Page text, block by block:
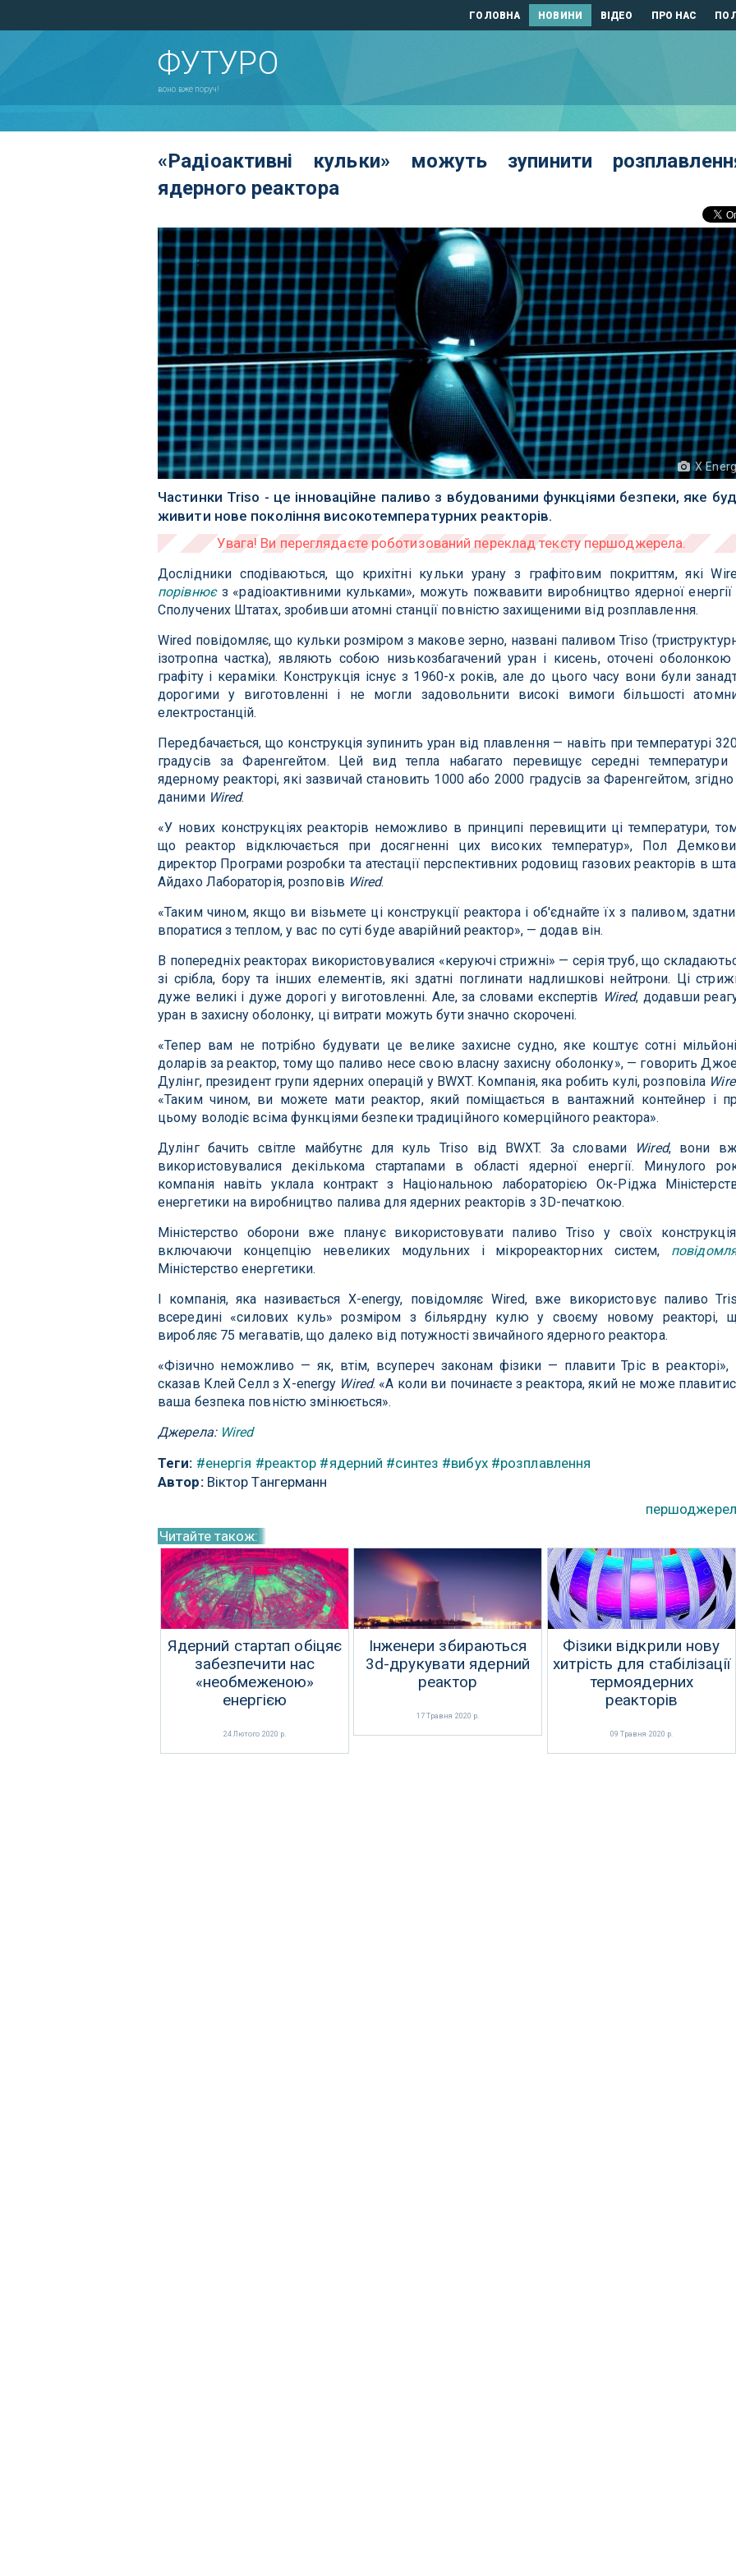
ГОЛОВНА НОВИНИ ВІДЕО ПРО НАС
ФУТУРО
воно вже поруч!
«Радіоактивні кульки» можуть зупинити
ядерного реактора
X
Частинки Triso - це інноваційне паливо з вбудованими функціями безпеки, яке
живити нове покоління високотемпературних реакторів.
Дослідники сподіваються, що крихітні кульки урану з графітовим покриттям, які
порівнюєз «радіоактивними кульками», можуть пожвавити виробництво ядерної
Сполучених Штатах, зробивши атомні станції повністю захищеними від розплавлення.
Wired повідомляє, що кульки розміром з макове зерно, названі паливом Triso
ізотропна частка), являють собою низькозбагачений уран і кисень, оточені
графіту і кераміки. Конструкція існує з 1960-х років, але до цього часу вони були
дорогими у виготовленні і не могли задовольнити високі вимоги більшості
електростанцій.
Передбачається, що конструкція зупинить уран від плавлення — навіть при температурі
градусів за Фаренгейтом. Цей вид тепла набагато перевищує середні температури
ядерному реакторі, які зазвичай становить 1000 або 2000 градусів за Фаренгейтом,
даними Wired.
«У нових конструкціях реакторів неможливо в принципі перевищити ці температури,
що реактор відключається при досягненні цих високих температур», Пол
директор Програми розробки та атестації перспективних родовищ газових реакторів в
Айдахо Лабораторія, розповів Wired.
«Таким чином, якщо ви візьмете ці конструкції реактора і об'єднайте їх з паливом,
впоратися з теплом, у вас по суті буде аварійний реактор», — додав він.
В попередніх реакторах використовувалися «керуючі стрижні» — серія труб, що
зі срібла, бору та інших елементів, які здатні поглинати надлишкові нейтрони. Ці
дуже великі і дуже дорогі у виготовленні. Але, за словами експертів Wired, додавши
уран в захисну оболонку, ці витрати можуть бути значно скорочені.
«Тепер вам не потрібно будувати це велике захисне судно, яке коштує сотні
доларів за реактор, тому що паливо несе свою власну захисну оболонку», — говорить
Дулінг, президент групи ядерних операцій у BWXT. Компанія, яка робить кулі, розповіла
«Таким чином, ви можете мати реактор, який поміщається в вантажний контейнер і
цьому володіє всіма функціями безпеки традиційного комерційного реактора».
Дулінг бачить світле майбутнє для куль Triso від BWXT. За словами
Wired, вони
використовувалися декількома стартапами в області ядерної енергії. Минулого
компанія навіть уклала контракт з Національною лабораторією Ок-Ріджа
енергетики на виробництво палива для ядерних реакторів з 3D-печаткою.
Міністерство оборони вже планує використовувати паливо Triso у своїх
включаючи концепцію невеликих модульних і мікрореакторних систем,
Міністерство енергетики.
І компанія, яка називається X-energy, повідомляє Wired, вже використовує паливо
всередині «силових куль» розміром з більярдну кулю у своєму новому реакторі,
виробляє 75 мегаватів, що далеко від потужності звичайного ядерного реактора.
«Фізично неможливо — як, втім, всупереч законам фізики — плавити Тріс в
сказав Клей Селл з X-energy Wired. «А коли ви починаєте з реактора, який не може
ваша безпека повністю змінюється».
Джерела: Wired
Теги: #енергія #реактор #ядерний #синтез #вибух #розплавлення
Автор:Віктор Тангерманн
Читайте також:
Ядерний стартап обіцяє
забезпечити нас
«необмеженою»
енергією
24 Лютого 2020 р.
Інженери збираються
3d-друкувати ядерний
реактор
17 Травня 2020 р.
Фізики відкрили нову
хитрість для стабілізації
термоядерних
реакторів
09 Травня 2020 р.